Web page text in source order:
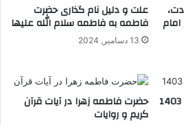
علت و دلیل نام گذاری حضرت
فاطمه به فاطمه سلام الله علیها
13 دسامبر, 2024
حضرت فاطمه زهرا در آیات قرآن
کریم و روایات